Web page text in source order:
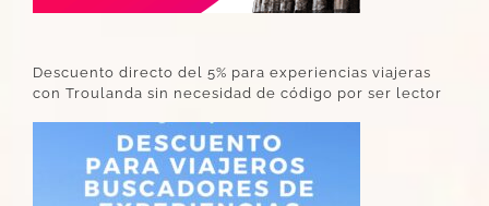
Descuento directo del 5% para experiencias viajeras
con Troulanda sin necesidad de código por ser lector